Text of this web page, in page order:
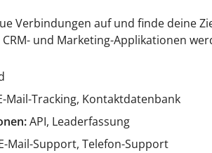
Verbindungen auf und finde deine
und Marketing-Applikationen
Mail-Tracking, Kontaktdatenbank
API, Leaderfassung
Mail-Support, Telefon-Support